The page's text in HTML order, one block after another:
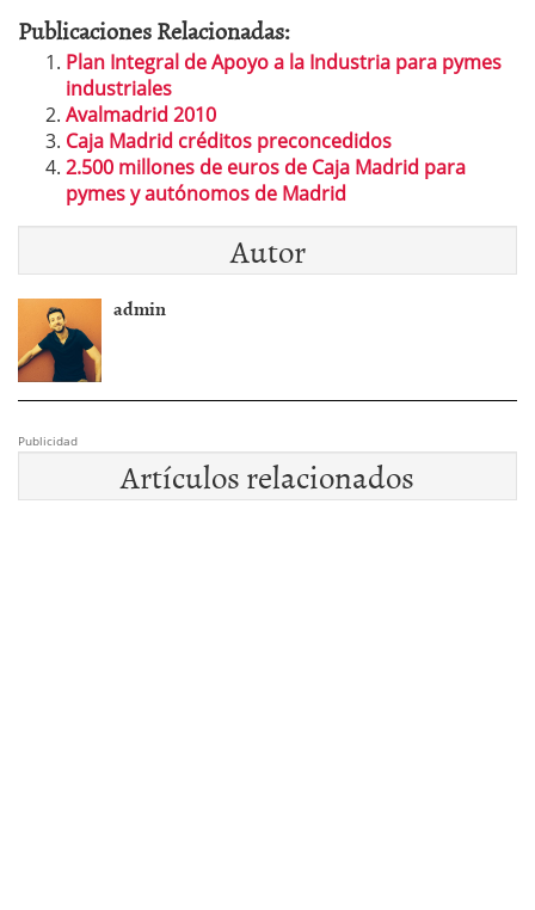
Publicaciones Relacionadas:
Plan Integral de Apoyo a la Industria para pymes
industriales
Avalmadrid 2010
Caja Madrid créditos preconcedidos
2.500 millones de euros de Caja Madrid para
pymes y autónomos de Madrid
Autor
admin
Publicidad
Artículos relacionados